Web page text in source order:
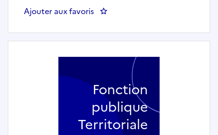
Ajouter aux favoris : Chargé de mission
Fonction
publique
Territoriale